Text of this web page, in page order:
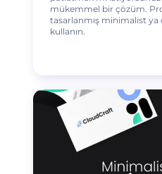
mükemmel bir çözüm.
tasarlanmış minimalist ya
kullanın.